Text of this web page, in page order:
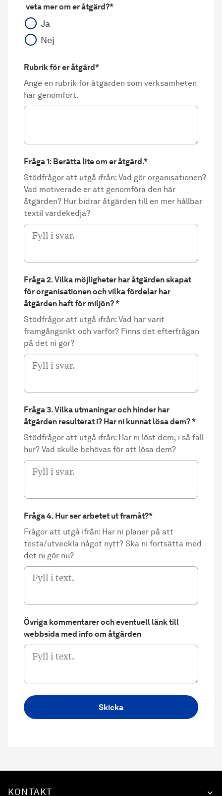
veta mer om er åtgärd?*
Ja
Nej
Rubrik för er åtgärd*
Ange en rubrik för åtgärden som verksamheten
har genomfört.
Fråga 1: Berätta lite om er åtgärd.*
Stödfrågor att utgå ifrån: Vad gör organisationen?
Vad motiverade er att genomföra den här
åtgärden? Hur bidrar åtgärden till en mer hållbar
textil värdekedja?
Fråga 2. Vilka möjligheter har åtgärden skapat
för organisationen och vilka fördelar har
åtgärden haft för miljön?*
Stödfrågor att utgå ifrån: Vad har varit
framgångsrikt och varför? Finns det efterfrågan
på det ni gör?
Fråga 3. Vilka utmaningar och hinder har
åtgärden resulterat i? Har ni kunnat lösa dem?*
Stödfrågor att utgå ifrån: Har ni löst dem, i så fall
hur? Vad skulle behövas för att lösa dem?
Fråga 4. Hur ser arbetet ut framåt?*
Frågor att utgå ifrån: Har ni planer på att
testa/utveckla något nytt? Ska ni fortsätta med
det ni gör nu?
Övriga kommentarer och eventuell länk till
webbsida med info om åtgärden
Skicka
KONTAKT